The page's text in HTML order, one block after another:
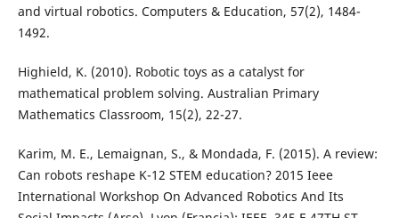
and virtual robotics. Computers & Education, 57(2), 1484-
1492.
Highield, K. (2010). Robotic toys as a catalyst for
mathematical problem solving. Australian Primary
Mathematics Classroom, 15(2), 22-27.
Karim, M. E., Lemaignan, S., & Mondada, F. (2015). A review:
Can robots reshape K-12 STEM education? 2015 Ieee
International Workshop On Advanced Robotics And Its